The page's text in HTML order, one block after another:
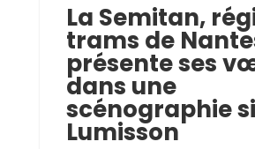
La Semitan,
trams de
présente ses
dans une
scénographie
Lumisson